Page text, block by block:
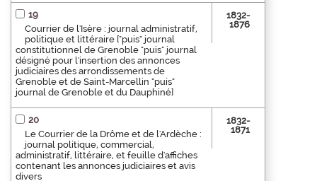
19
Courrier de l'Isère : journal administratif,
politique et littéraire ["puis" journal
constitutionnel de Grenoble "puis" journal
désigné pour l'insertion des annonces
judiciaires des arrondissements de
Grenoble et de Saint-Marcellin "puis"
journal de Grenoble et du Dauphiné]
1832-
1876
20
Le Courrier de la Drôme et de l'Ardèche :
journal politique, commercial,
administratif, littéraire, et feuille d'affiches
contenant les annonces judiciaires et avis
divers
1832-
1871